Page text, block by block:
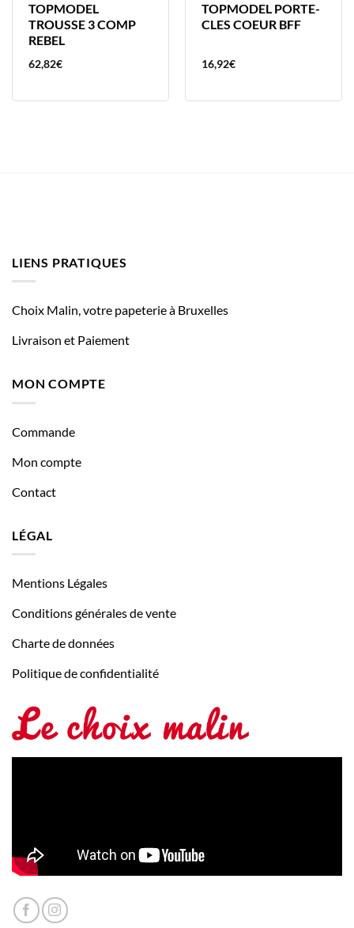
TOPMODEL
TROUSSE 3 COMP
REBEL
62,82€
TOPMODEL PORTE-
CLES COEUR BFF
16,92€
LIENS PRATIQUES
Choix Malin, votre papeterie à Bruxelles
Livraison et Paiement
MON COMPTE
Commande
Mon compte
Contact
LÉGAL
Mentions Légales
Conditions générales de vente
Charte de données
Politique de confidentialité